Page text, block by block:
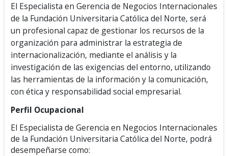
El Especialista en Gerencia de Negocios Internacionales
de la Fundación Universitaria Católica del Norte, será
un profesional capaz de gestionar los recursos de la
organización para administrar la estrategia de
internacionalización, mediante el análisis y la
investigación de las exigencias del entorno, utilizando
las herramientas de la información y la comunicación,
con ética y responsabilidad social empresarial.
Perfil Ocupacional
El Especialista de Gerencia en Negocios Internacionales
de la Fundación Universitaria Católica del Norte, podrá
desempeñarse como: